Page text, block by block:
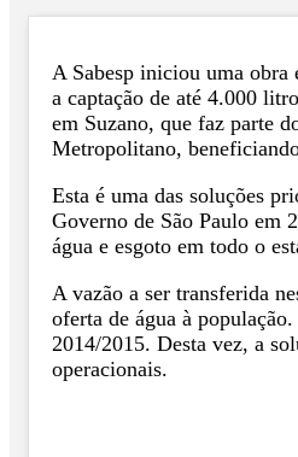
A Sabesp iniciou uma
a captação de até 4.000
em Suzano, que faz parte
Metropolitano,
Esta é uma das soluções
Governo de São Paulo em
água e esgoto em todo o
A vazão a ser transferida
oferta de água à
2014/2015. Desta vez, a
operacionais.